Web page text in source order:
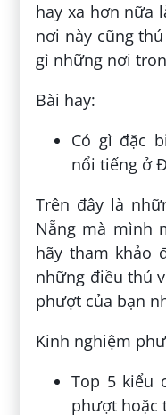
hay xa hơn nữa
nơi này cũng
gì những nơi
Bài hay:
Có gì đặc
nổi tiếng ở
Trên đây là
Nẵng mà mình
hãy tham khảo
những điều thú
phượt của bạn
Kinh nghiệm
Top 5 kiểu
phượt hoặc